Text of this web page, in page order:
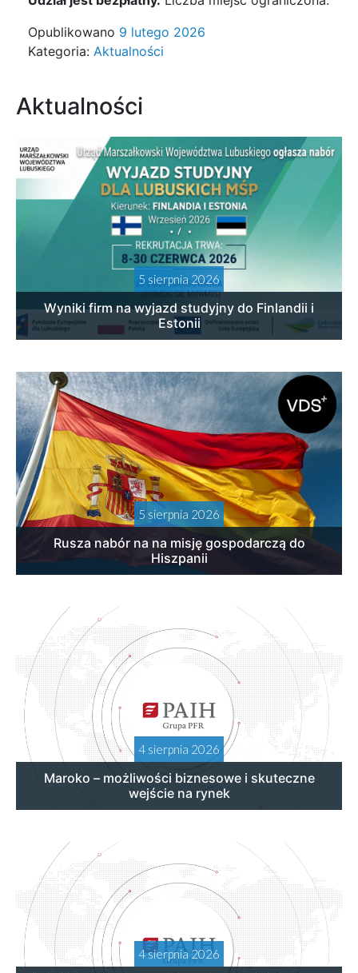
Opublikowano 9 lutego 2026
Kategoria: Aktualności
Aktualności
5 sierpnia 2026
Wyniki firm na wyjazd studyjny do Finlandii i
Estonii
5 sierpnia 2026
Rusza nabór na na misję gospodarczą do
Hiszpanii
4 sierpnia 2026
Maroko – możliwości biznesowe i skuteczne
wejście na rynek
4 sierpnia 2026